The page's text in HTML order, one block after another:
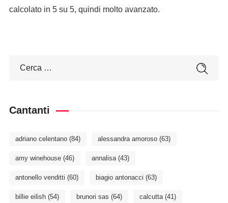
calcolato in 5 su 5, quindi molto avanzato.
Cantanti
adriano celentano(84) alessandra amoroso(63)
amy winehouse(46) annalisa(43)
antonello venditti (60) biagio antonacci (63)
billie eilish(54) brunori sas (64) calcutta(41)